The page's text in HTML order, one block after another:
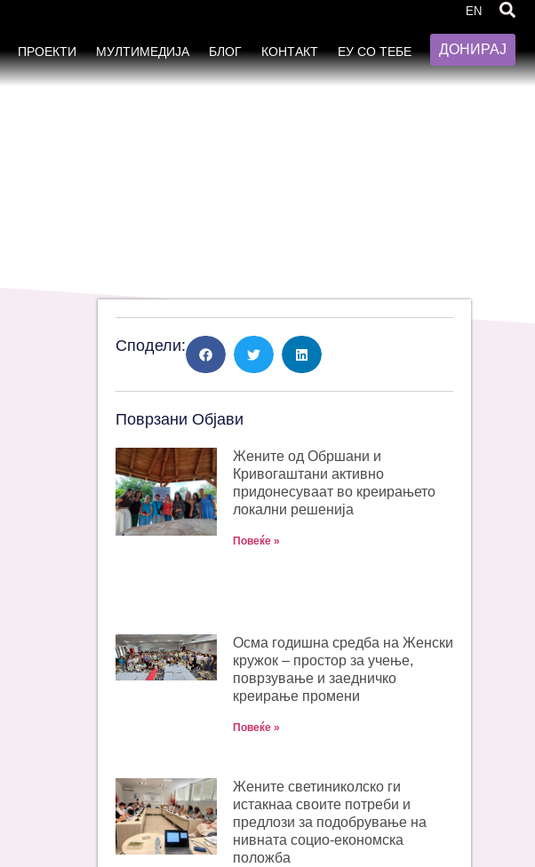
EN
ПРОЕКТИ МУЛТИМЕДИЈА БЛОГ КОНТАКТ ЕУ СО ТЕБЕ ДОНИРАЈ
Сподели:
Поврзани Објави
Жените од Обршани и
Кривогаштани активно
придонесуваат во креирањето
локални решенија
Повеќе »
Oсма годишна средба на Женски
кружок – простор за учење,
поврзување и заедничко
креирање промени
Повеќе »
Жените светиниколско ги
истакнаа своите потреби и
предлози за подобрување на
нивната социо-економска
положба